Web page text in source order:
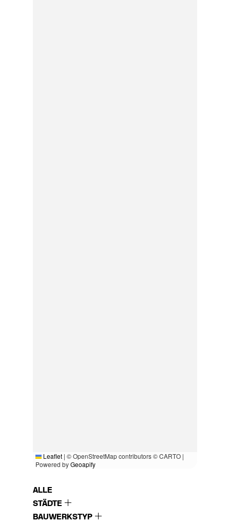
Leaflet | © OpenStreetMap contributors © CARTO |
Powered byGeoapify
ALLE
STÄDTE
BAUWERKSTYP